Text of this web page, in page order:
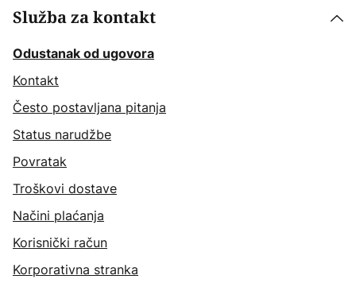
Služba za kontakt
Odustanak od ugovora
Kontakt
Često postavljana pitanja
Status narudžbe
Povratak
Troškovi dostave
Načini plaćanja
Korisnički račun
Korporativna stranka